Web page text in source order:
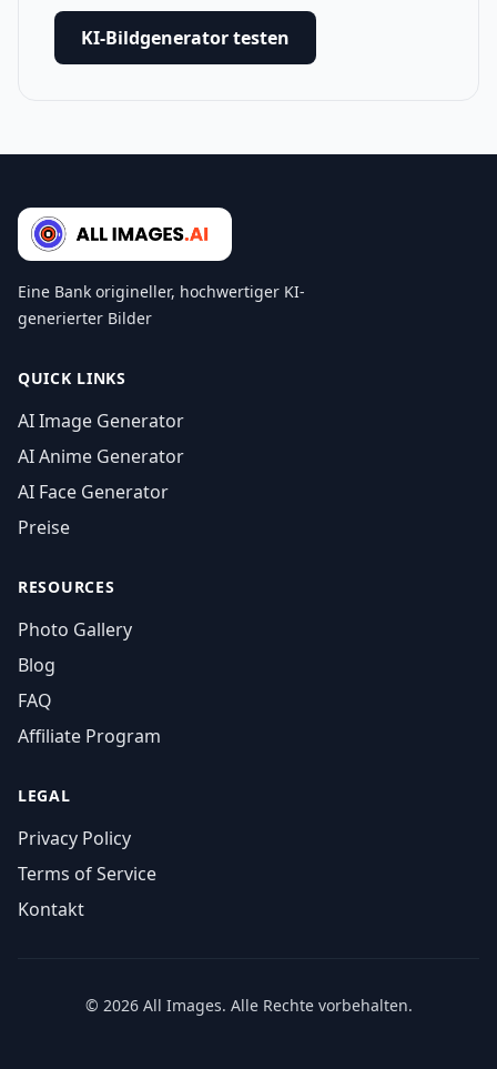
KI-Bildgenerator testen
Eine Bank origineller, hochwertiger KI-
generierter Bilder
QUICK LINKS
AI Image Generator
AI Anime Generator
AI Face Generator
Preise
RESOURCES
Photo Gallery
Blog
FAQ
Affiliate Program
LEGAL
Privacy Policy
Terms of Service
Kontakt
© 2026 All Images. Alle Rechte vorbehalten.